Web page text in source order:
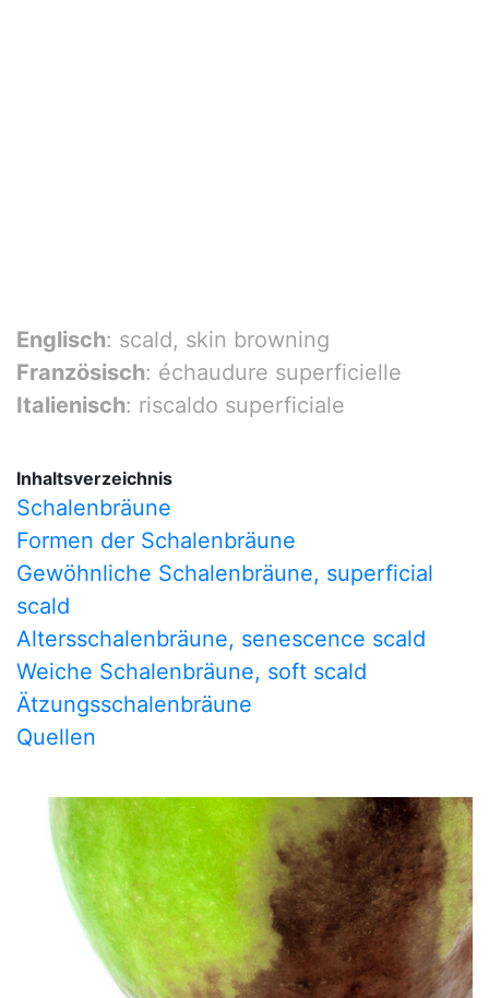
Englisch: scald, skin browning
Französisch: échaudure superficielle
Italienisch: riscaldo superficiale
Inhaltsverzeichnis
Schalenbräune
Formen der Schalenbräune
Gewöhnliche Schalenbräune, superficial
scald
Altersschalenbräune, senescence scald
Weiche Schalenbräune, soft scald
Ätzungsschalenbräune
Quellen